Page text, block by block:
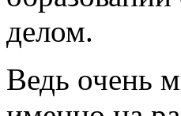
делом.
Ведь очень